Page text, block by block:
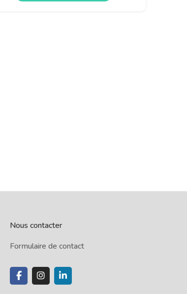
Nous contacter
Formulaire de contact